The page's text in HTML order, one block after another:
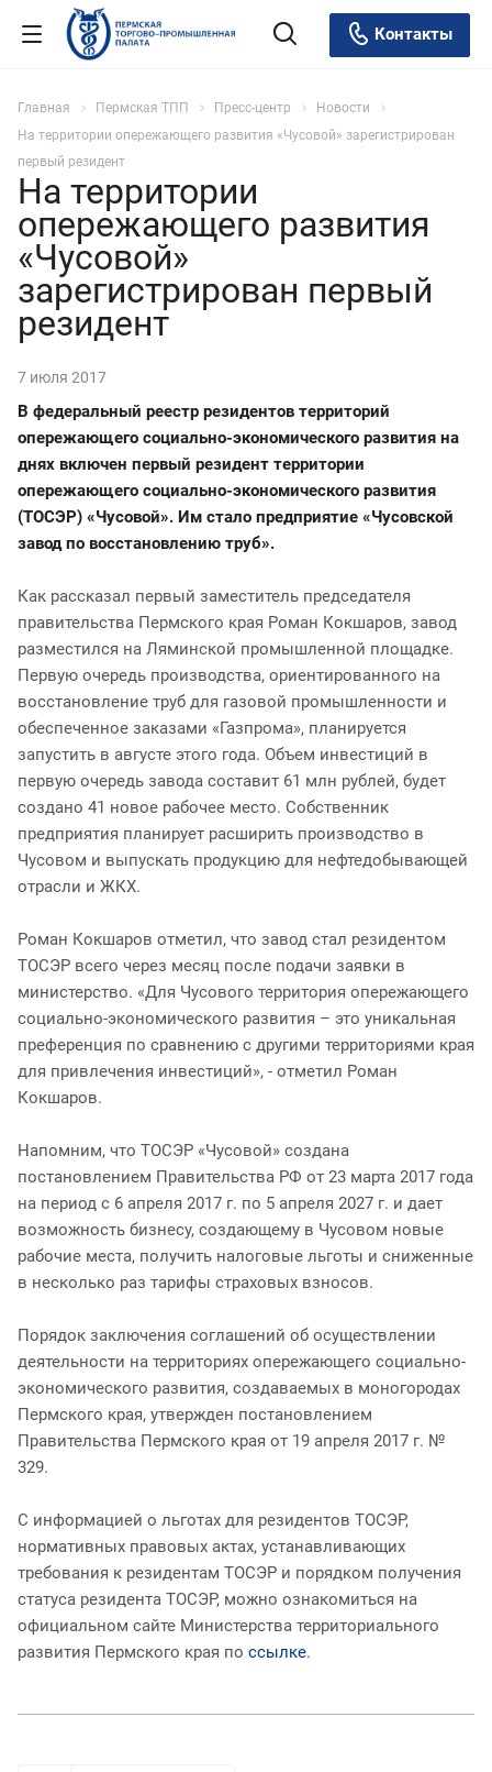
Контакты
Главная Пермская ТПП Пресс-центр
Новости
На территории опережающего развития «Чусовой» зарегистрирован
первый резидент
На территории
опережающего развития
«Чусовой»
зарегистрирован первый
резидент
7 июля 2017
В федеральный реестр резидентов территорий
опережающего социально-экономического развития на
днях включен первый резидент территории
опережающего социально-экономического развития
(ТОСЭР) «Чусовой». Им стало предприятие «Чусовской
завод по восстановлению труб».
Как рассказал первый заместитель председателя
правительства Пермского края Роман Кокшаров, завод
разместился на Ляминской промышленной площадке.
Первую очередь производства, ориентированного на
восстановление труб для газовой промышленности и
обеспеченное заказами «Газпрома», планируется
запустить в августе этого года. Объем инвестиций в
первую очередь завода составит 61 млн рублей, будет
создано 41 новое рабочее место. Собственник
предприятия планирует расширить производство в
Чусовом и выпускать продукцию для нефтедобывающей
отрасли и ЖКХ.
Роман Кокшаров отметил, что завод стал резидентом
ТОСЭР всего через месяц после подачи заявки в
министерство. «Для Чусового территория опережающего
социально-экономического развития – это уникальная
преференция по сравнению с другими территориями края
для привлечения инвестиций», - отметил Роман
Кокшаров.
Напомним, что ТОСЭР «Чусовой» создана
постановлением Правительства РФ от 23 марта 2017 года
на период с 6 апреля 2017 г. по 5 апреля 2027 г. и дает
возможность бизнесу, создающему в Чусовом новые
рабочие места, получить налоговые льготы и сниженные
в несколько раз тарифы страховых взносов.
Порядок заключения соглашений об осуществлении
деятельности на территориях опережающего социально-
экономического развития, создаваемых в моногородах
Пермского края, утвержден постановлением
Правительства Пермского края от 19 апреля 2017 г. №
329.
С информацией о льготах для резидентов ТОСЭР,
нормативных правовых актах, устанавливающих
требования к резидентам ТОСЭР и порядком получения
статуса резидента ТОСЭР, можно ознакомиться на
официальном сайте Министерства территориального
развития Пермского края по ссылке.